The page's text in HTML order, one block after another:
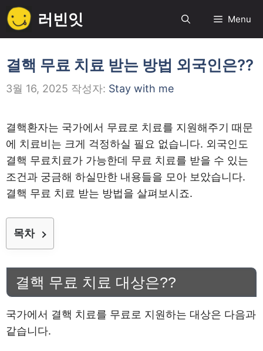
텐
츠
로
건
너
기
러빈잇 Menu
결핵 무료 치료 받는 방법 외국인은??
3월 16, 2025 작성자: Stay with me
결핵환자는 국가에서 무료로 치료를 지원해주기 때문
에 치료비는 크게 걱정하실 필요 없습니다. 외국인도
결핵 무료치료가 가능한데 무료 치료를 받을 수 있는
조건과 궁금해 하실만한 내용들을 모아 보았습니다.
결핵 무료 치료 받는 방법을 살펴보시죠.
목차
결핵 무료 치료 대상은??
국가에서 결핵 치료를 무료로 지원하는 대상은 다음과
같습니다.